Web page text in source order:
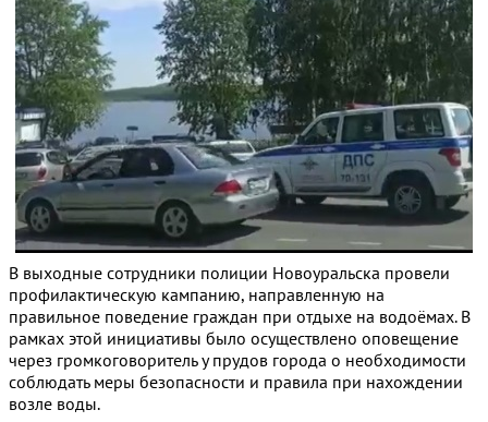
В выходные сотрудники полиции Новоуральска провели
профилактическую кампанию, направленную на
правильное поведение граждан при отдыхе на водоёмах. В
рамках этой инициативы было осуществлено оповещение
через громкоговоритель у прудов города о необходимости
соблюдать меры безопасности и правила при нахождении
возле воды.